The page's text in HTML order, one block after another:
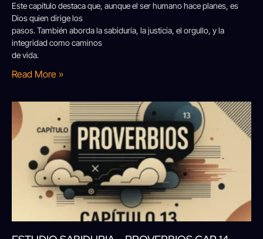
Este capítulo destaca que, aunque el ser humano hace planes, es
Dios quien dirige los
pasos. También aborda la sabiduría, la justicia, el orgullo, y la
integridad como caminos
de vida.
Read More »